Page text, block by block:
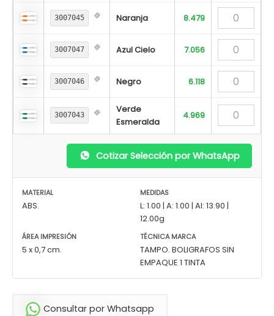
3007045 Naranja 8.479
3007047 Azul Cielo 7.056
3007046 Negro 6.118
3007043
Verde
Esmeralda
4.969
Cotizar Selección por WhatsApp
MATERIAL
ABS.
MEDIDAS
L: 1.00 | A: 1.00 | Al: 13.90 |
12.00g
ÁREA IMPRESIÓN
5 x 0,7 cm.
TÉCNICA MARCA
TAMPO. BOLIGRAFOS SIN
EMPAQUE 1 TINTA
Consultar por Whatsapp